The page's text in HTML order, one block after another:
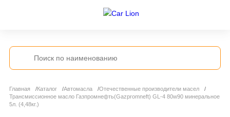
Главная Каталог Автомасла
Отечественные производители масел
Трансмиссионное масло Газпромнефть(Gazpromneft) GL-4 80w90 минеральное
5л. (4,48кг.)